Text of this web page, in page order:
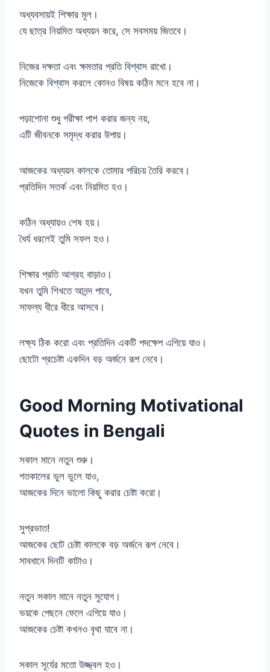
অধ্যবসায়ই শিক্ষার মূল।
যে ছাত্র নিয়মিত অধ্যয়ন করে, সে সবসময় জিতবে।
নিজের দক্ষতা এবং ক্ষমতার প্রতি বিশ্বাস রাখো।
নিজেকে বিশ্বাস করলে কোনও বিষয় কঠিন মনে হবে না।
পড়াশোনা শুধু পরীক্ষা পাশ করার জন্য নয়,
এটি জীবনকে সমৃদ্ধ করার উপায়।
আজকের অধ্যয়ন কালকে তোমার পরিচয় তৈরি করবে।
প্রতিদিন সতর্ক এবং নিয়মিত হও।
কঠিন অধ্যায়ও শেষ হয়।
ধৈর্য ধরলেই তুমি সফল হও।
শিক্ষার প্রতি আগ্রহ বাড়াও।
যখন তুমি শিখতে আনন্দ পাবে,
সাফল্য ধীরে ধীরে আসবে।
লক্ষ্য ঠিক করো এবং প্রতিদিন একটি পদক্ষেপ এগিয়ে যাও।
ছোটো প্রচেষ্টা একদিন বড় অর্জনে রূপ নেবে।
Good Morning Motivational
Quotes in Bengali
সকাল মানে নতুন শুরু।
গতকালের ভুল ভুলে যাও,
আজকের দিনে ভালো কিছু করার চেষ্টা করো।
সুপ্রভাত!
আজকের ছোট চেষ্টা কালকে বড় অর্জনে রূপ নেবে।
সাবধানে দিনটি কাটাও।
নতুন সকাল মানে নতুন সুযোগ।
ভয়কে পেছনে ফেলে এগিয়ে যাও।
আজকের চেষ্টা কখনও বৃথা যাবে না।
সকাল সূর্যের মতো উজ্জ্বল হও।